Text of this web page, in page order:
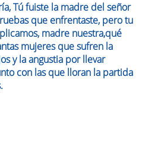
Tú fuiste la madre del señor
que enfrentaste, pero tu
madre nuestra,qué
mujeres que sufren la
y la angustia por llevar
con las que lloran la partida